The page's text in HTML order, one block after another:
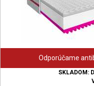
Odporúčame
SKLADOM: